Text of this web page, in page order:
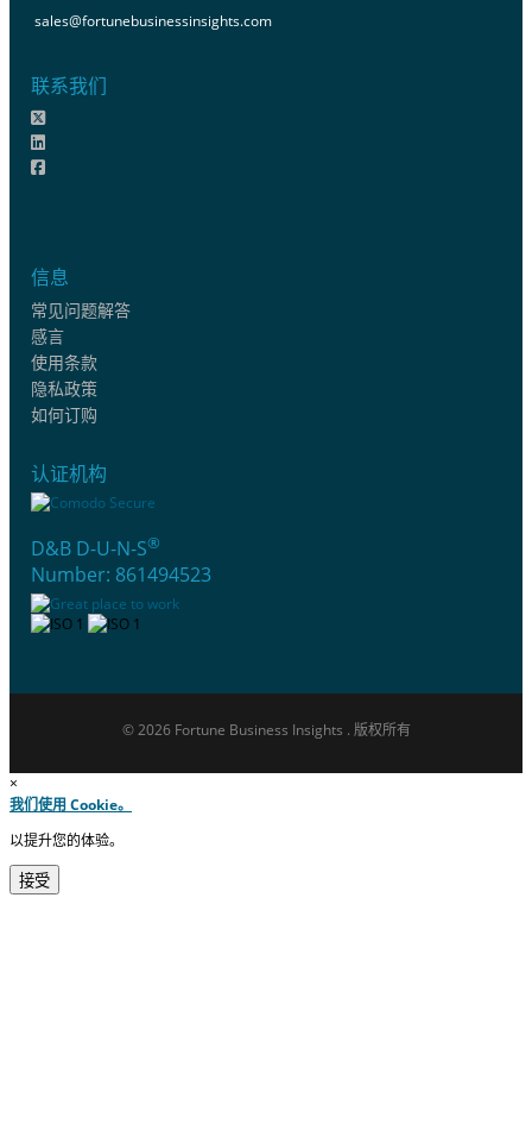
sales@fortunebusinessinsights.com
联系我们
信息
常见问题解答
感言
使用条款
隐私政策
如何订购
认证机构
D&B D-U-N-S®
Number: 861494523
© 2026 Fortune Business Insights . 版权所有
×
我们使用 Cookie。
以提升您的体验。
接受